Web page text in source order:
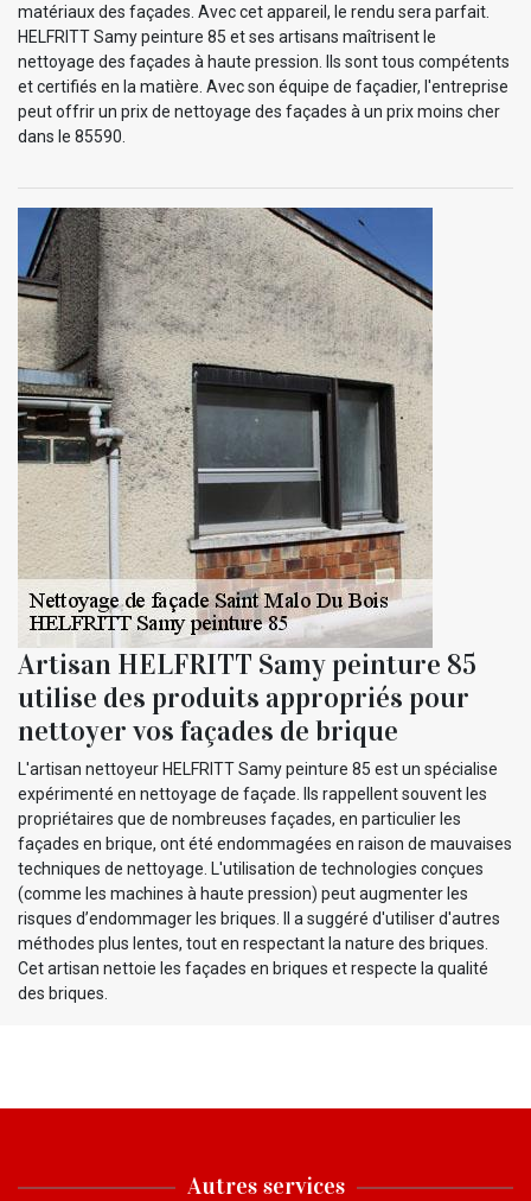
matériaux des façades. Avec cet appareil, le rendu sera parfait.
HELFRITT Samy peinture 85 et ses artisans maîtrisent le
nettoyage des façades à haute pression. Ils sont tous compétents
et certifiés en la matière. Avec son équipe de façadier, l'entreprise
peut offrir un prix de nettoyage des façades à un prix moins cher
dans le 85590.
Artisan HELFRITT Samy peinture 85
utilise des produits appropriés pour
nettoyer vos façades de brique
L'artisan nettoyeur HELFRITT Samy peinture 85 est un spécialise
expérimenté en nettoyage de façade. Ils rappellent souvent les
propriétaires que de nombreuses façades, en particulier les
façades en brique, ont été endommagées en raison de mauvaises
techniques de nettoyage. L'utilisation de technologies conçues
(comme les machines à haute pression) peut augmenter les
risques d’endommager les briques. Il a suggéré d'utiliser d'autres
méthodes plus lentes, tout en respectant la nature des briques.
Cet artisan nettoie les façades en briques et respecte la qualité
des briques.
Autres services